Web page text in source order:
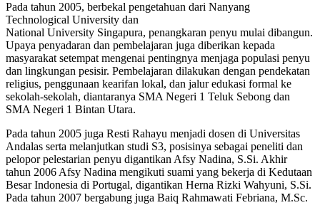
Pada tahun 2005, berbekal pengetahuan dari Nanyang
Technological University dan
National University Singapura, penangkaran penyu mulai dibangun.
Upaya penyadaran dan pembelajaran juga diberikan kepada
masyarakat setempat mengenai pentingnya menjaga populasi penyu
dan lingkungan pesisir. Pembelajaran dilakukan dengan pendekatan
religius, penggunaan kearifan lokal, dan jalur edukasi formal ke
sekolah-sekolah, diantaranya SMA Negeri 1 Teluk Sebong dan
SMA Negeri 1 Bintan Utara.
Pada tahun 2005 juga Resti Rahayu menjadi dosen di Universitas
Andalas serta melanjutkan studi S3, posisinya sebagai peneliti dan
pelopor pelestarian penyu digantikan Afsy Nadina, S.Si. Akhir
tahun 2006 Afsy Nadina mengikuti suami yang bekerja di Kedutaan
Besar Indonesia di Portugal, digantikan Herna Rizki Wahyuni, S.Si.
Pada tahun 2007 bergabung juga Baiq Rahmawati Febriana, M.Sc.